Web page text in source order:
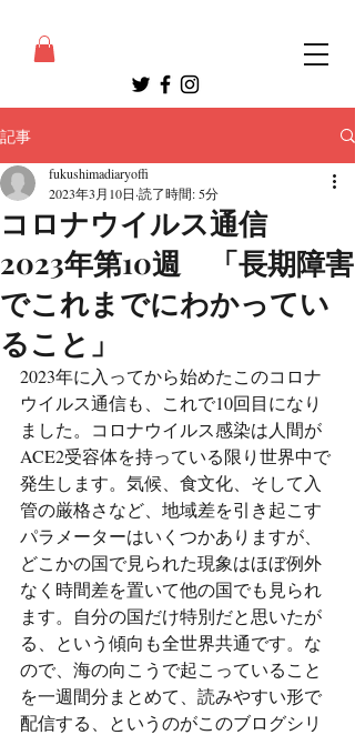
記事
コロナウイルス通信
2023年第10週 「長期障害
でこれまでにわかってい
ること」
fukushimadiaryoffi
2023年3月10日 読了時間: 5分
2023年に入ってから始めたこのコロナ
ウイルス通信も、これで10回目になり
ました。コロナウイルス感染は人間が
ACE2受容体を持っている限り世界中で
発生します。気候、食文化、そして入
管の厳格さなど、地域差を引き起こす
パラメーターはいくつかありますが、
どこかの国で見られた現象はほぼ例外
なく時間差を置いて他の国でも見られ
ます。自分の国だけ特別だと思いたが
る、という傾向も全世界共通です。な
ので、海の向こうで起こっていること
を一週間分まとめて、読みやすい形で
配信する、というのがこのブログシリ